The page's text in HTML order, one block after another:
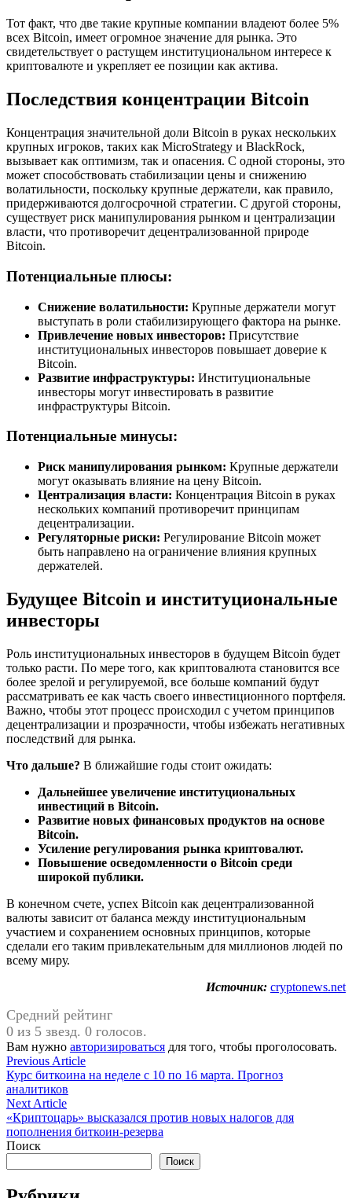
Тот факт, что две такие крупные компании владеют более 5%
всех Bitcoin, имеет огромное значение для рынка. Это
свидетельствует о растущем институциональном интересе к
криптовалюте и укрепляет ее позиции как актива.
Последствия концентрации Bitcoin
Концентрация значительной доли Bitcoin в руках нескольких
крупных игроков, таких как MicroStrategy и BlackRock,
вызывает как оптимизм, так и опасения. С одной стороны, это
может способствовать стабилизации цены и снижению
волатильности, поскольку крупные держатели, как правило,
придерживаются долгосрочной стратегии. С другой стороны,
существует риск манипулирования рынком и централизации
власти, что противоречит децентрализованной природе
Bitcoin.
Потенциальные плюсы:
Снижение волатильности: Крупные держатели могут
выступать в роли стабилизирующего фактора на рынке.
Привлечение новых инвесторов: Присутствие
институциональных инвесторов повышает доверие к
Bitcoin.
Развитие инфраструктуры: Институциональные
инвесторы могут инвестировать в развитие
инфраструктуры Bitcoin.
Потенциальные минусы:
Риск манипулирования рынком: Крупные держатели
могут оказывать влияние на цену Bitcoin.
Централизация власти: Концентрация Bitcoin в руках
нескольких компаний противоречит принципам
децентрализации.
Регуляторные риски: Регулирование Bitcoin может
быть направлено на ограничение влияния крупных
держателей.
Будущее Bitcoin и институциональные
инвесторы
Роль институциональных инвесторов в будущем Bitcoin будет
только расти. По мере того, как криптовалюта становится все
более зрелой и регулируемой, все больше компаний будут
рассматривать ее как часть своего инвестиционного портфеля.
Важно, чтобы этот процесс происходил с учетом принципов
децентрализации и прозрачности, чтобы избежать негативных
последствий для рынка.
Что дальше? В ближайшие годы стоит ожидать:
Дальнейшее увеличение институциональных
инвестиций в Bitcoin.
Развитие новых финансовых продуктов на основе
Bitcoin.
Усиление регулирования рынка криптовалют.
Повышение осведомленности о Bitcoin среди
широкой публики.
В конечном счете, успех Bitcoin как децентрализованной
валюты зависит от баланса между институциональным
участием и сохранением основных принципов, которые
сделали его таким привлекательным для миллионов людей по
всему миру.
Источник: cryptonews.net
Средний рейтинг
0 из 5 звезд. 0 голосов.
Вам нужно авторизироваться для того, чтобы проголосовать.
Навигация
по
записям
Previous ArticlePrevious
article:
Курс биткоина на неделе с 10 по 16 марта. Прогноз
аналитиков
Next ArticleNext
article:
«Криптоцарь» высказался против новых налогов для
пополнения биткоин-резерва
Поиск
Поиск